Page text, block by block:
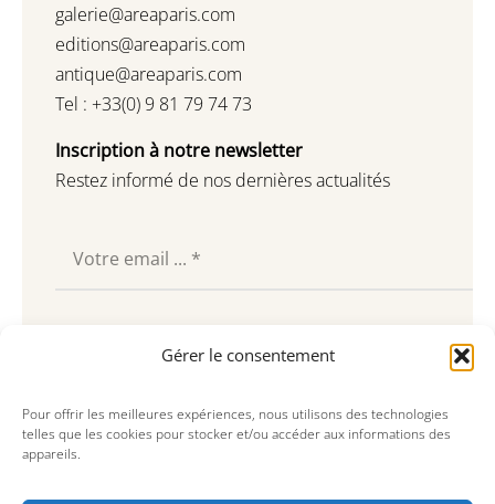
Gérer le consentement
Pour offrir les meilleures expériences, nous utilisons des technologies
telles que les cookies pour stocker et/ou accéder aux informations des
appareils.
galerie@areaparis.com
editions@areaparis.com
antique@areaparis.com
Tel : +33(0) 9 81 79 74 73
Inscription à notre newsletter
Restez informé de nos dernières actualités
Souscrire